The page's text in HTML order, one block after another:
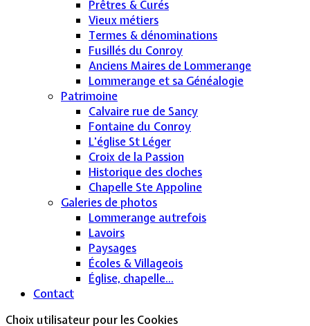
Prêtres & Curés
Vieux métiers
Termes & dénominations
Fusillés du Conroy
Anciens Maires de Lommerange
Lommerange et sa Généalogie
Patrimoine
Calvaire rue de Sancy
Fontaine du Conroy
L'église St Léger
Croix de la Passion
Historique des cloches
Chapelle Ste Appoline
Galeries de photos
Lommerange autrefois
Lavoirs
Paysages
Écoles & Villageois
Église, chapelle...
Contact
Choix utilisateur pour les Cookies